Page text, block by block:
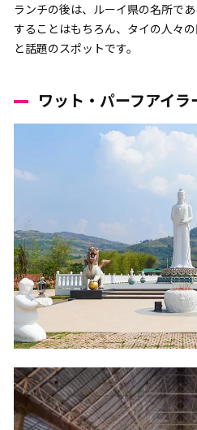
ランチの後は、ルーイ県の名所で
することはもちろん、タイの人々
と話題のスポットです。
ワット・パーフアイラ